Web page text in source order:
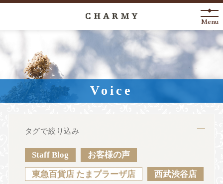
New Arrival
About
Engagement Ring
Anniversary
Menu
Voice
タグで絞り込み
Staff Blog お客様の声
東急百貨店 たまプラーザ店 西武渋谷店